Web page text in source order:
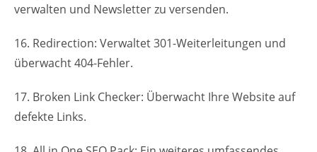
verwalten und Newsletter zu versenden.
16. Redirection: Verwaltet 301-Weiterleitungen und
überwacht 404-Fehler.
17. Broken Link Checker: Überwacht Ihre Website auf
defekte Links.